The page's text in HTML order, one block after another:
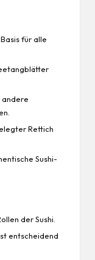
für alle
andere
Rettich
Sushi-
der Sushi.
entscheidend